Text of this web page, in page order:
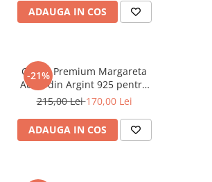
ADAUGA IN COS
-21%
Cercei Premium Margareta
Aurie din Argint 925 pentru
fetite — Cheita cu Protectie
215,00 Lei170,00 Lei
ADAUGA IN COS